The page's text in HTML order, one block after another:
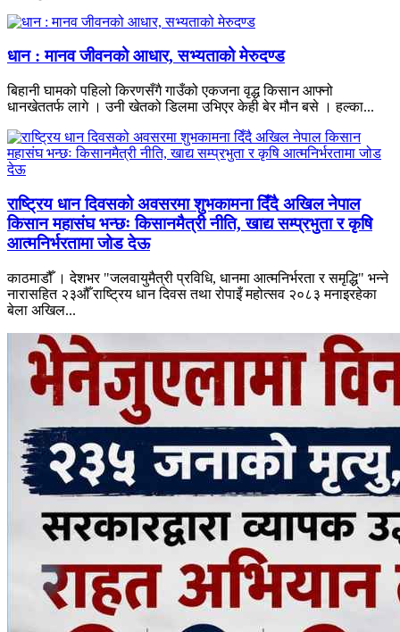
धान : मानव जीवनको आधार, सभ्यताको मेरुदण्ड
बिहानी घामको पहिलो किरणसँगै गाउँको एकजना वृद्ध किसान आफ्नो
धानखेततर्फ लागे । उनी खेतको डिलमा उभिएर केही बेर मौन बसे । हल्का...
राष्ट्रिय धान दिवसको अवसरमा शुभकामना दिँदै अखिल नेपाल
किसान महासंघ भन्छः किसानमैत्री नीति, खाद्य सम्प्रभुता र कृषि
आत्मनिर्भरतामा जोड देऊ
काठमाडौँ । देशभर "जलवायुमैत्री प्रविधि, धानमा आत्मनिर्भरता र समृद्धि" भन्ने
नारासहित २३औँ राष्ट्रिय धान दिवस तथा रोपाइँ महोत्सव २०८३ मनाइरहेका
बेला अखिल...